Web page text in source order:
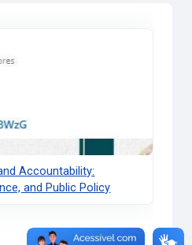
Democracy and
Accountability:
and Public Policy